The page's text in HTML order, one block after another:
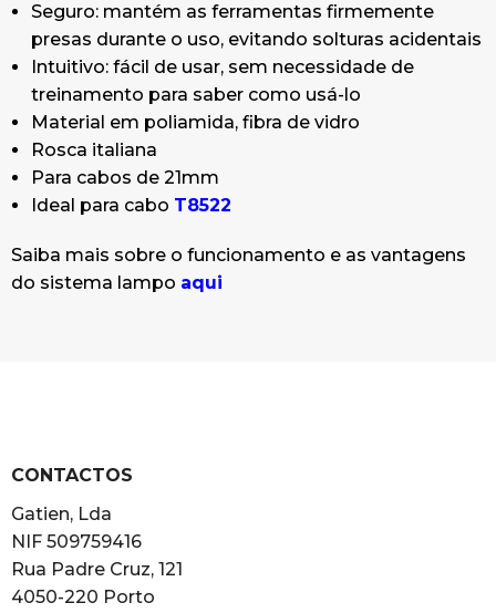
Seguro: mantém as ferramentas firmemente
presas durante o uso, evitando solturas acidentais
Intuitivo: fácil de usar, sem necessidade de
treinamento para saber como usá-lo
Material em poliamida, fibra de vidro
Rosca italiana
Para cabos de 21mm
Ideal para cabo T8522
Saiba mais sobre o funcionamento e as vantagens
do sistema lampo aqui
CONTACTOS
Gatien, Lda
NIF 509759416
Rua Padre Cruz, 121
4050-220 Porto